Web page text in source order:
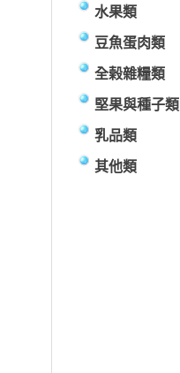
水果類
豆魚蛋肉類
全榖雜糧類
堅果與種子類
乳品類
其他類